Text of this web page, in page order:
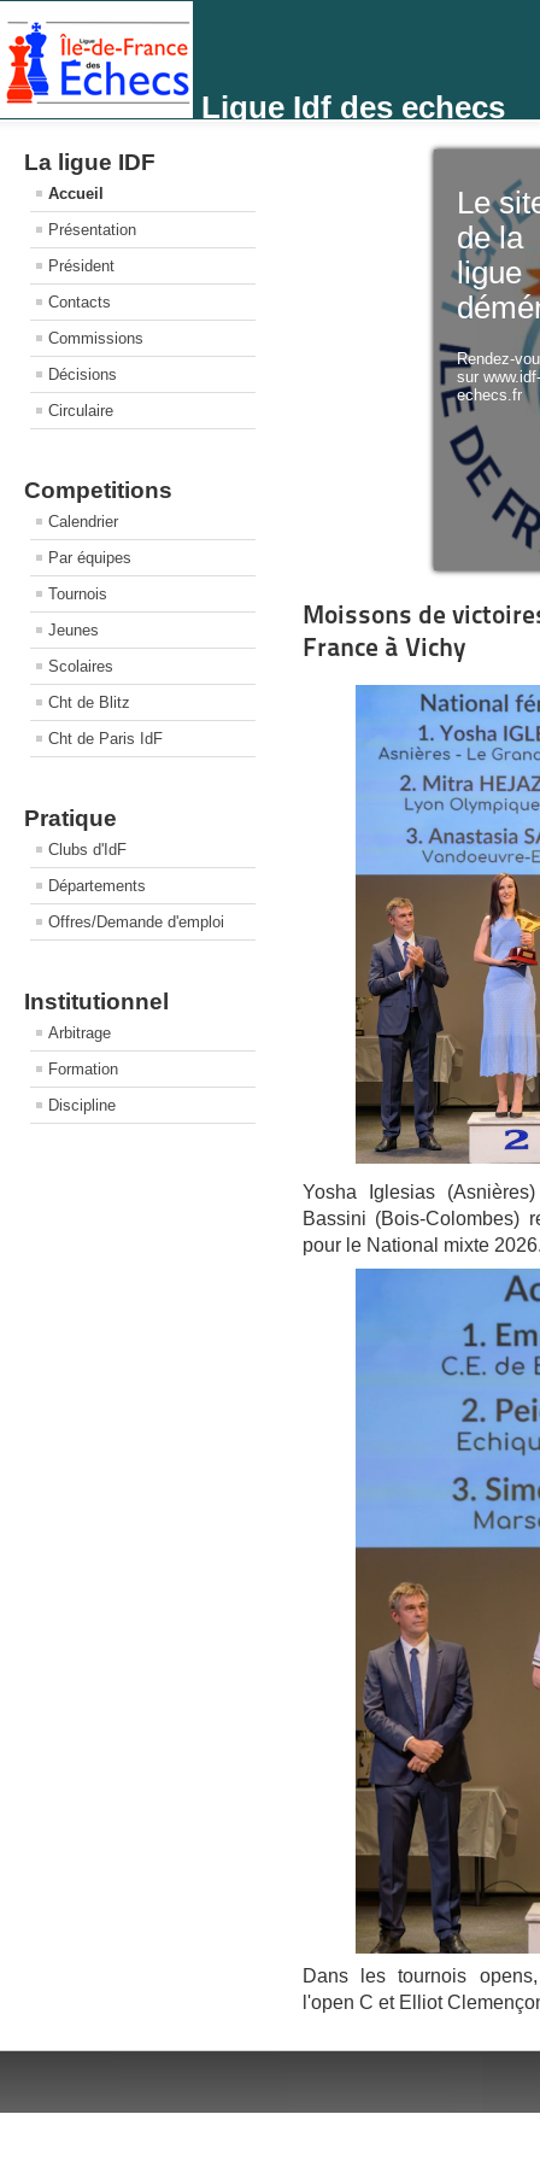
Ligue Idf des echecs
La ligue IDF
Accueil
Présentation
Président
Contacts
Commissions
Décisions
Circulaire
Competitions
Calendrier
Par équipes
Tournois
Jeunes
Scolaires
Cht de Blitz
Cht de Paris IdF
Pratique
Clubs d'IdF
Départements
Offres/Demande d'emploi
Institutionnel
Arbitrage
Formation
Discipline
Le
de la
ligue
Rendez-
sur
echecs.fr
Moissons de
France à Vichy
Yosha Iglesias
Bassini (Bois-Colombes)
pour le National mixte
Dans les tournois
l'open C et Elliot